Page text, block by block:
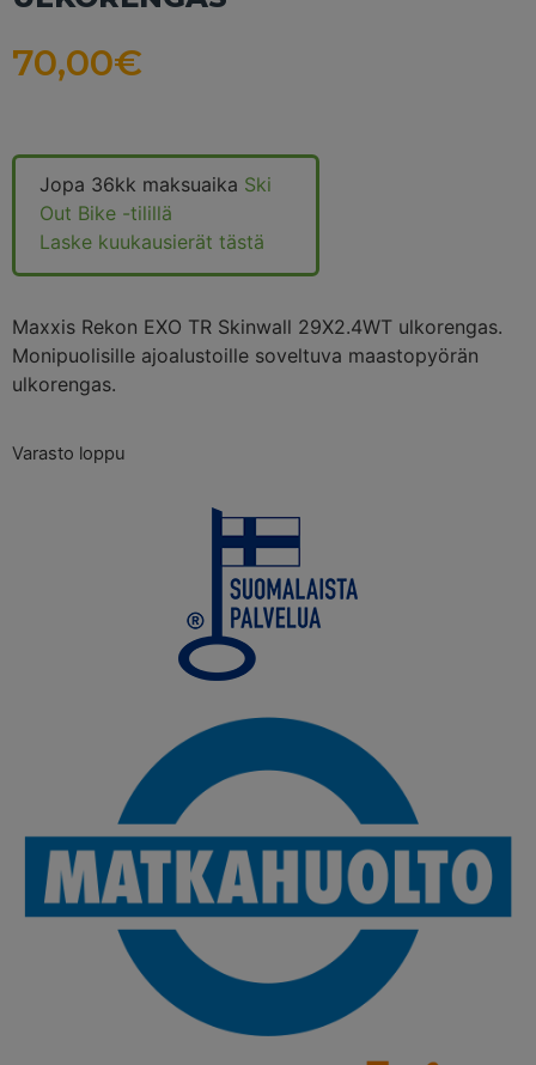
70,00€
Jopa 36kk maksuaika Ski
Out Bike -tilillä
Laske kuukausierät tästä
Maxxis Rekon EXO TR Skinwall 29X2.4WT ulkorengas.
Monipuolisille ajoalustoille soveltuva maastopyörän
ulkorengas.
Varasto loppu